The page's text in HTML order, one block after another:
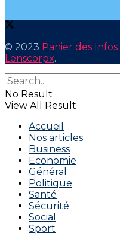
© 2023 Panier des Infos
Lenscorpx.
No Result
View All Result
Accueil
Nos articles
Business
Economie
Général
Politique
Santé
Sécurité
Social
Sport